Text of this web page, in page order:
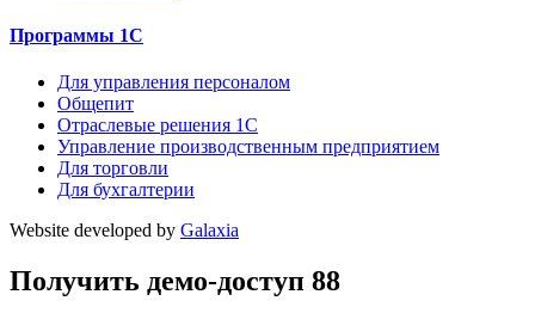
Программы 1С
Для управления персоналом
Общепит
Отраслевые решения 1С
Управление производственным предприятием
Для торговли
Для бухгалтерии
Website developed by Galaxia
Получить демо-доступ 88